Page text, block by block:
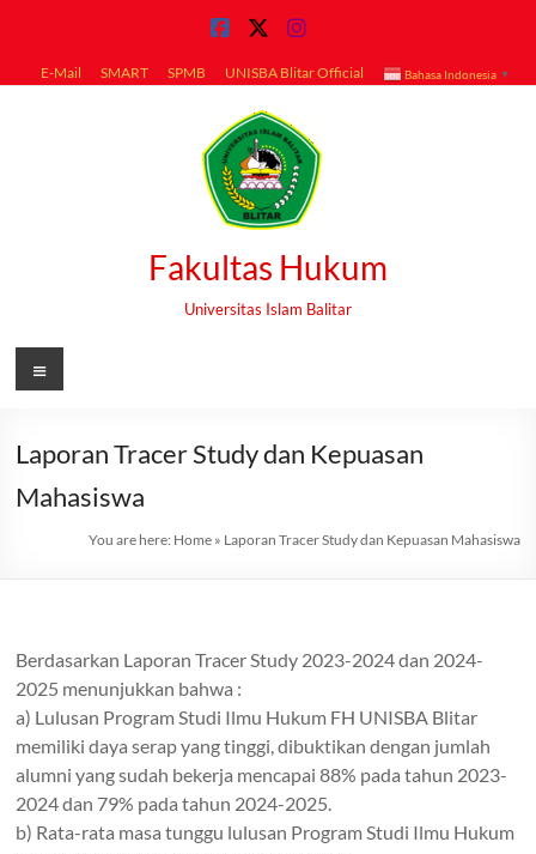
E-Mail SMART SPMB UNISBA Blitar Official Bahasa Indonesia ▼
Fakultas Hukum
Universitas Islam Balitar
Menu
Laporan Tracer Study dan Kepuasan
Mahasiswa
You are here: Home» Laporan Tracer Study dan Kepuasan Mahasiswa
Berdasarkan Laporan Tracer Study 2023-2024 dan 2024-
2025 menunjukkan bahwa :
a) Lulusan Program Studi Ilmu Hukum FH UNISBA Blitar
memiliki daya serap yang tinggi, dibuktikan dengan jumlah
alumni yang sudah bekerja mencapai 88% pada tahun 2023-
2024 dan 79% pada tahun 2024-2025.
b) Rata-rata masa tunggu lulusan Program Studi Ilmu Hukum